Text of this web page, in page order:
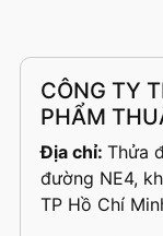
CÔNG TY
PHẨM
Địa chỉ: Thửa
đường NE4,
TP Hồ Chí